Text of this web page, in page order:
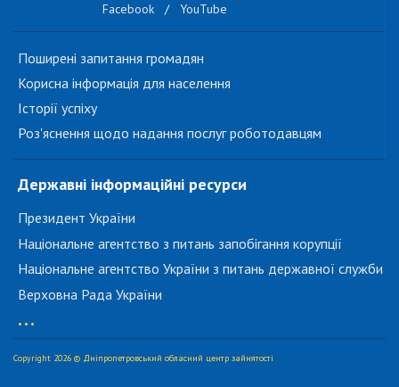
Facebook / YouTube
Поширені запитання громадян
Корисна інформація для населення
Історії успіху
Роз'яснення щодо надання послуг роботодавцям
Державні інформаційні ресурси
Президент України
Національне агентство з питань запобігання корупції
Національне агентство України з питань державної служби
Верховна Рада України
...
Copyright 2026 © Дніпропетровський обласний центр зайнятості